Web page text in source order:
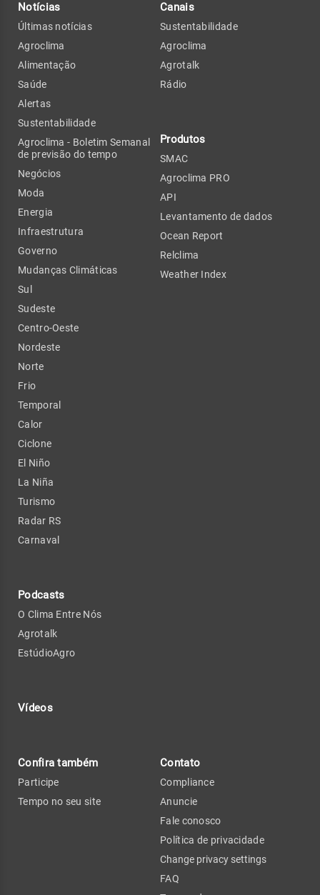
Notícias
Últimas notícias
Agroclima
Alimentação
Saúde
Alertas
Sustentabilidade
Agroclima - Boletim Semanal
de previsão do tempo
Negócios
Moda
Energia
Infraestrutura
Governo
Mudanças Climáticas
Sul
Sudeste
Centro-Oeste
Nordeste
Norte
Frio
Temporal
Calor
Ciclone
El Niño
La Niña
Turismo
Radar RS
Carnaval
Podcasts
O Clima Entre Nós
Agrotalk
EstúdioAgro
Vídeos
Canais
Sustentabilidade
Agroclima
Agrotalk
Rádio
Produtos
SMAC
Agroclima PRO
API
Levantamento de dados
Ocean Report
Relclima
Weather Index
Confira também
Participe
Tempo no seu site
Contato
Compliance
Anuncie
Fale conosco
Política de privacidade
Change privacy settings
FAQ